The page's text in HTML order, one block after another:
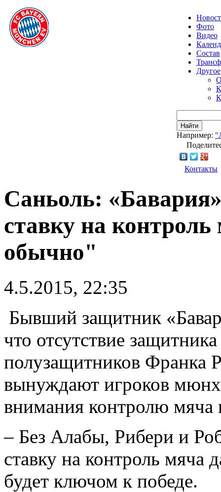
Фото
Видео
Состав
Другое
Найти
Например:
Контакты
Саньоль:
ставку на
обычно"
4.5.2015, 22:35
Бывший защитник
что отсутствие
полузащитников Франка
вынуждают игроков
внимания контролю мяча
– Без Алабы, Рибери и
ставку на контроль
будет ключом к победе.